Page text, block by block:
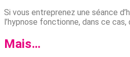
Si vous entreprenez une séance
l’hypnose fonctionne, dans ce
Mais…